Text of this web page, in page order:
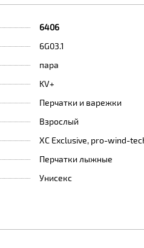
6406
6G03.1
пара
KV+
Перчатки и варежки
Взрослый
XC Exclusive, pro-wind-
Перчатки лыжные
Унисекс